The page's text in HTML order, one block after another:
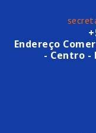
Endereço
- Centro -